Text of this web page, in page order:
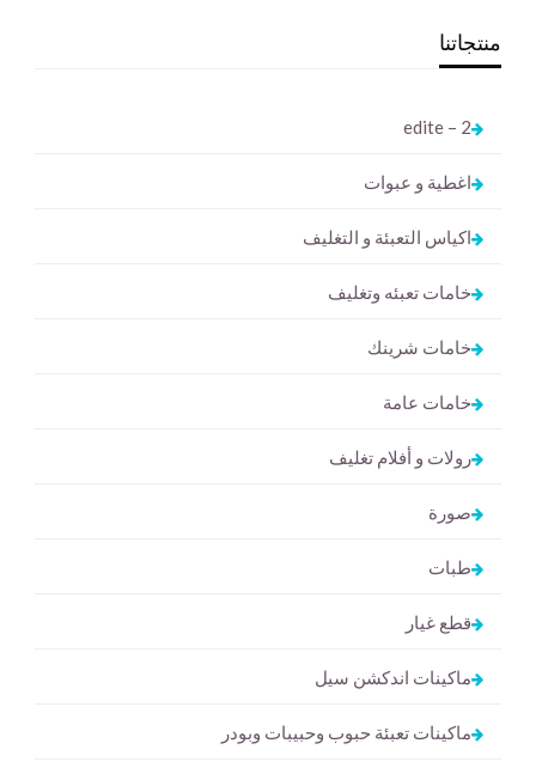
منتجاتنا
2 – edite
اغطية و عبوات
اكياس التعبئة و التغليف
خامات تعبئه وتغليف
خامات شرينك
خامات عامة
رولات و أفلام تغليف
صورة
طبات
قطع غيار
ماكينات اندكشن سيل
ماكينات تعبئة حبوب وحبيبات وبودر